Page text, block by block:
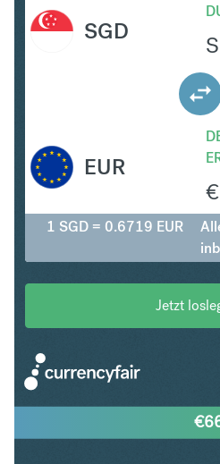
SGD
€
EUR
1 SGD = 0.6719 EUR
Jetzt
€